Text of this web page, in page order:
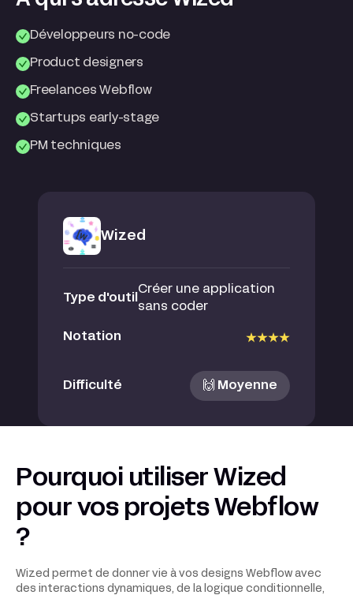
Développeurs no-code
Product designers
Freelances Webflow
Startups early-stage
PM techniques
Wized
Type d'outil
Créer une application
sans coder
Notation
Difficulté 🙌 Moyenne
Pourquoi utiliser Wized
pour vos projets Webflow
?
Wized permet de donner vie à vos designs Webflow avec
des interactions dynamiques, de la logique conditionnelle,